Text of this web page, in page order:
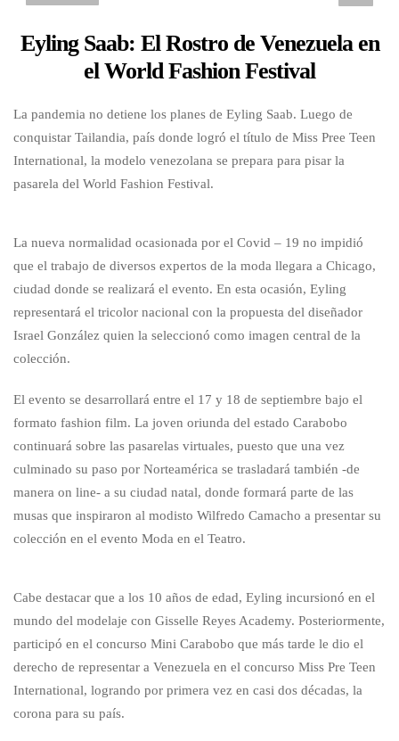
Eyling Saab: El Rostro de Venezuela en
el World Fashion Festival
La pandemia no detiene los planes de Eyling Saab. Luego de
conquistar Tailandia, país donde logró el título de Miss Pree Teen
International, la modelo venezolana se prepara para pisar la
pasarela del World Fashion Festival.
La nueva normalidad ocasionada por el Covid – 19 no impidió
que el trabajo de diversos expertos de la moda llegara a Chicago,
ciudad donde se realizará el evento. En esta ocasión, Eyling
representará el tricolor nacional con la propuesta del diseñador
Israel González quien la seleccionó como imagen central de la
colección.
El evento se desarrollará entre el 17 y 18 de septiembre bajo el
formato fashion film. La joven oriunda del estado Carabobo
continuará sobre las pasarelas virtuales, puesto que una vez
culminado su paso por Norteamérica se trasladará también -de
manera on line- a su ciudad natal, donde formará parte de las
musas que inspiraron al modisto Wilfredo Camacho a presentar su
colección en el evento Moda en el Teatro.
Cabe destacar que a los 10 años de edad, Eyling incursionó en el
mundo del modelaje con Gisselle Reyes Academy. Posteriormente,
participó en el concurso Mini Carabobo que más tarde le dio el
derecho de representar a Venezuela en el concurso Miss Pre Teen
International, logrando por primera vez en casi dos décadas, la
corona para su país.